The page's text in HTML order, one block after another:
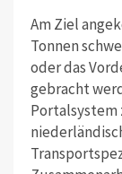
Am Ziel
Tonnen
oder das
gebracht
Portalsystem